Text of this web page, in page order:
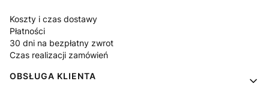
Koszty i czas dostawy
Płatności
30 dni na bezpłatny zwrot
Czas realizacji zamówień
OBSŁUGA KLIENTA